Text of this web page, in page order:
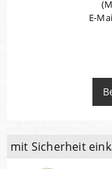
E-
mit Sicherheit